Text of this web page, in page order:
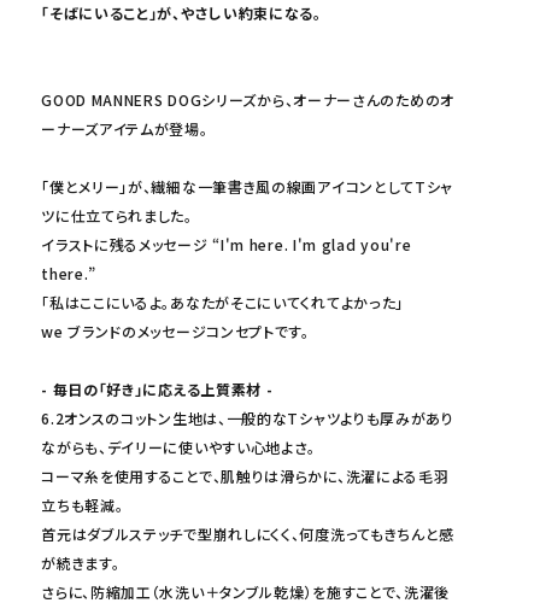
「そばにいること」が、やさしい約束になる。
GOOD MANNERS DOGシリーズから、オーナーさんのためのオ
ーナーズアイテムが登場。
「僕とメリー」が、繊細な一筆書き風の線画アイコンとしてTシャ
ツに仕立てられました。
イラストに残るメッセージ “I'm here. I'm glad you're
there.”
「私はここにいるよ。あなたがそこにいてくれてよかった」
we ブランドのメッセージコンセプトです。
- 毎日の「好き」に応える上質素材 -
6.2オンスのコットン生地は、一般的なTシャツよりも厚みがあり
ながらも、デイリーに使いやすい心地よさ。
コーマ糸を使用することで、肌触りは滑らかに、洗濯による毛羽
立ちも軽減。
首元はダブルステッチで型崩れしにくく、何度洗ってもきちんと感
が続きます。
さらに、防縮加工（水洗い＋タンブル乾燥）を施すことで、洗濯後